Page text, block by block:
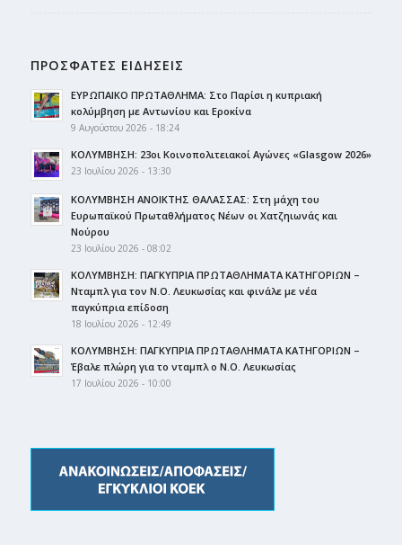
ΠΡΟΣΦΑΤΕΣ ΕΙΔΗΣΕΙΣ
ΕΥΡΩΠΑΙΚΟ ΠΡΩΤΑΘΛΗΜΑ: Στο Παρίσι η κυπριακή
κολύμβηση με Αντωνίου και Εροκίνα
9 Αυγούστου 2026 - 18:24
ΚΟΛΥΜΒΗΣΗ: 23οι Κοινοπολιτειακοί Αγώνες «Glasgow 2026»
23 Ιουλίου 2026 - 13:30
ΚΟΛΥΜΒΗΣΗ ΑΝΟΙΚΤΗΣ ΘΑΛΑΣΣΑΣ: Στη μάχη του
Ευρωπαϊκού Πρωταθλήματος Νέων οι Χατζηιωνάς και
Νούρου
23 Ιουλίου 2026 - 08:02
ΚΟΛΥΜΒΗΣΗ: ΠΑΓΚΥΠΡΙΑ ΠΡΩΤΑΘΛΗΜΑΤΑ ΚΑΤΗΓΟΡΙΩΝ –
Νταμπλ για τον Ν.Ο. Λευκωσίας και φινάλε με νέα
παγκύπρια επίδοση
18 Ιουλίου 2026 - 12:49
ΚΟΛΥΜΒΗΣΗ: ΠΑΓΚΥΠΡΙΑ ΠΡΩΤΑΘΛΗΜΑΤΑ ΚΑΤΗΓΟΡΙΩΝ –
Έβαλε πλώρη για το νταμπλ ο Ν.Ο. Λευκωσίας
17 Ιουλίου 2026 - 10:00